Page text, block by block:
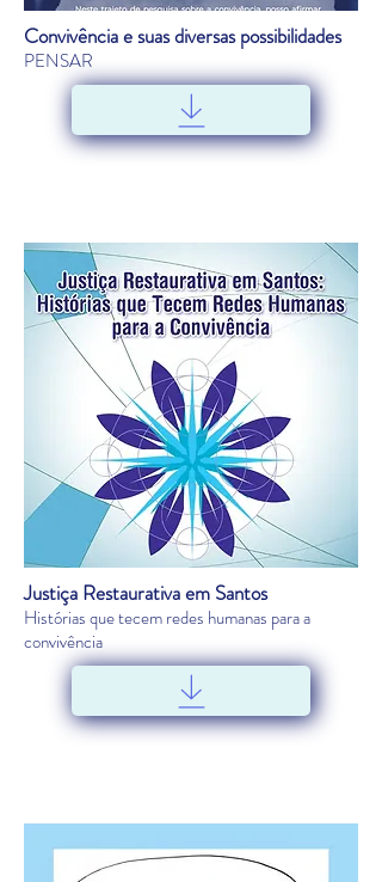
Convivência e suas diversas possibilidades
PENSAR
Justiça Restaurativa em Santos
Histórias que tecem redes humanas para a
convivência